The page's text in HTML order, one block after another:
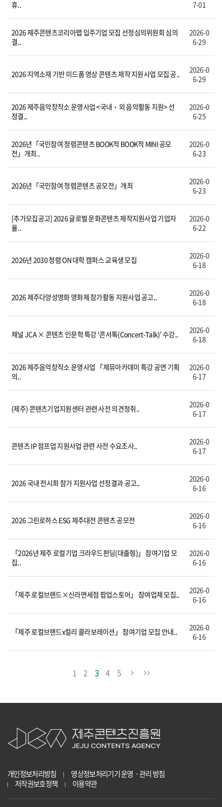
휴..
7-01
2026 제주콘텐츠코리아랩 입주기업 모집 선정심의위원회 심의
결..
2026-0
6-29
2026 지역소재 기반 미드폼 영상 콘텐츠 제작 지원사업 모집 공..
2026-0
6-29
2026 제주음악창작소 운영사업 <국내‧외 음악활동 지원> 선
정결..
2026-0
6-25
2026년「국민참여 청렴콘텐츠 BOOK적 BOOK적 MINI 공모
전」개최..
2026-0
6-23
2026년「국민참여 청렴콘텐츠 공모전」개최
2026-0
6-23
[추가모집공고] 2026 글로벌 문화콘텐츠 제작지원사업 기업자
율..
2026-0
6-22
2026년 2030 청렴 ON 대학 캠퍼스 교육생 모집
2026-0
6-18
2026 제주다양성영화 영화제 참가활동 지원사업 공고..
2026-0
6-18
채널 JCA × 콘텐츠 인문학 특강 ‘콘서톡(Concert-Talk)’ 수강..
2026-0
6-18
2026 제주음악창작소 운영사업 「제뮤아카데미 특강 공연 기획
의..
2026-0
6-17
(제주) 콘텐츠기업지원센터 관련 사전 의견청취..
2026-0
6-17
콘텐츠 IP 점프업 지원사업 관련 사전 수요조사..
2026-0
6-17
2026 국내 전시회 참가 지원사업 선정결과 공고..
2026-0
6-16
2026 그린로하스 ESG 제주대전 콘텐츠 공모전
2026-0
6-16
「2026년 제주 로컬기업 크라우드펀딩(대출형)」 참여기업 모
집..
2026-0
6-16
「제주 로컬브랜드×신라면세점 팝업스토어」 참여업체 모집..
2026-0
6-16
「제주 로컬브랜드x컬리 콜라보레이션」 참여기업 모집 안내..
2026-0
6-16
1 2 3 4 5
개인정보처리방침
영상정보처리기기 운영ㆍ관리 방침
저작권보호정책
이용약관